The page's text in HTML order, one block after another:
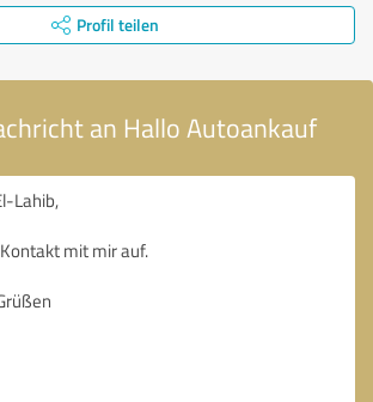
Profil teilen
an Hallo Autoankauf